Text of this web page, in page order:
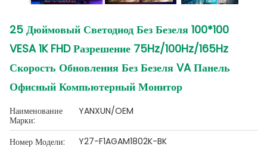
25 Дюймовый Светодиод Без Безеля 100*100
VESA 1K FHD Разрешение 75Hz/100Hz/165Hz
Скорость Обновления Без Безеля VA Панель
Офисный Компьютерный Монитор
Наименование
Марки:
YANXUN/OEM
Номер Модели:
Y27-F1AGAM1802K-BK